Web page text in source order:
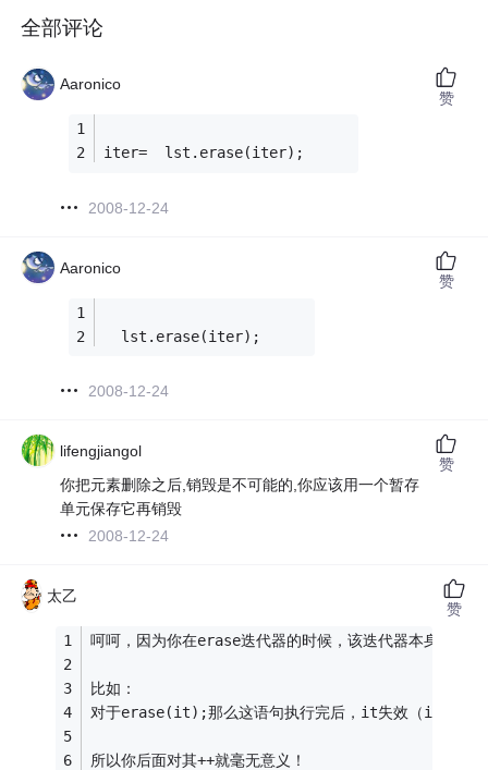
全部评论
Aaronico
iter=  lst.erase(iter);
2008-12-24
赞
Aaronico
  lst.erase(iter);
2008-12-24
赞
lifengjiangol
你把元素删除之后,销毁是不可能的,你应该用一个暂存
单元保存它再销毁
2008-12-24
赞
太乙
呵呵，因为你在erase迭代器的时候，该迭代器本身就失效
比如：
对于erase(it);那么这语句执行完后，it失效（it指向的
所以你后面对其++就毫无意义！
赞